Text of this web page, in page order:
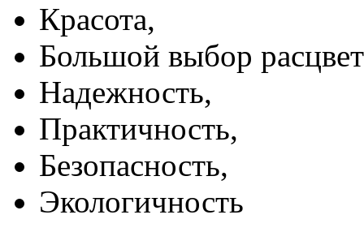
Красота,
Большой выбор
Надежность,
Практичность,
Безопасность,
Экологичность